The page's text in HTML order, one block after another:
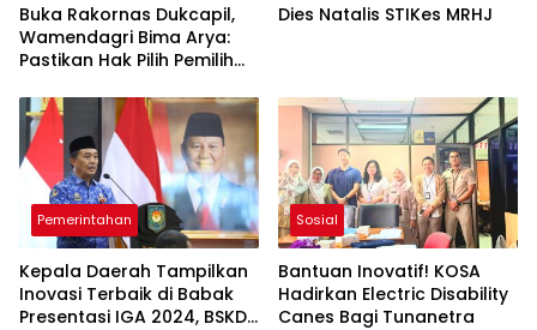
Buka Rakornas Dukcapil,
Wamendagri Bima Arya:
Pastikan Hak Pilih Pemilih
Dies Natalis STIKes MRHJ
Pemerintahan
Kepala Daerah Tampilkan
Inovasi Terbaik di Babak
Presentasi IGA 2024, BSKDN
Sosial
Bantuan Inovatif! KOSA
Hadirkan Electric Disability
Canes Bagi Tunanetra